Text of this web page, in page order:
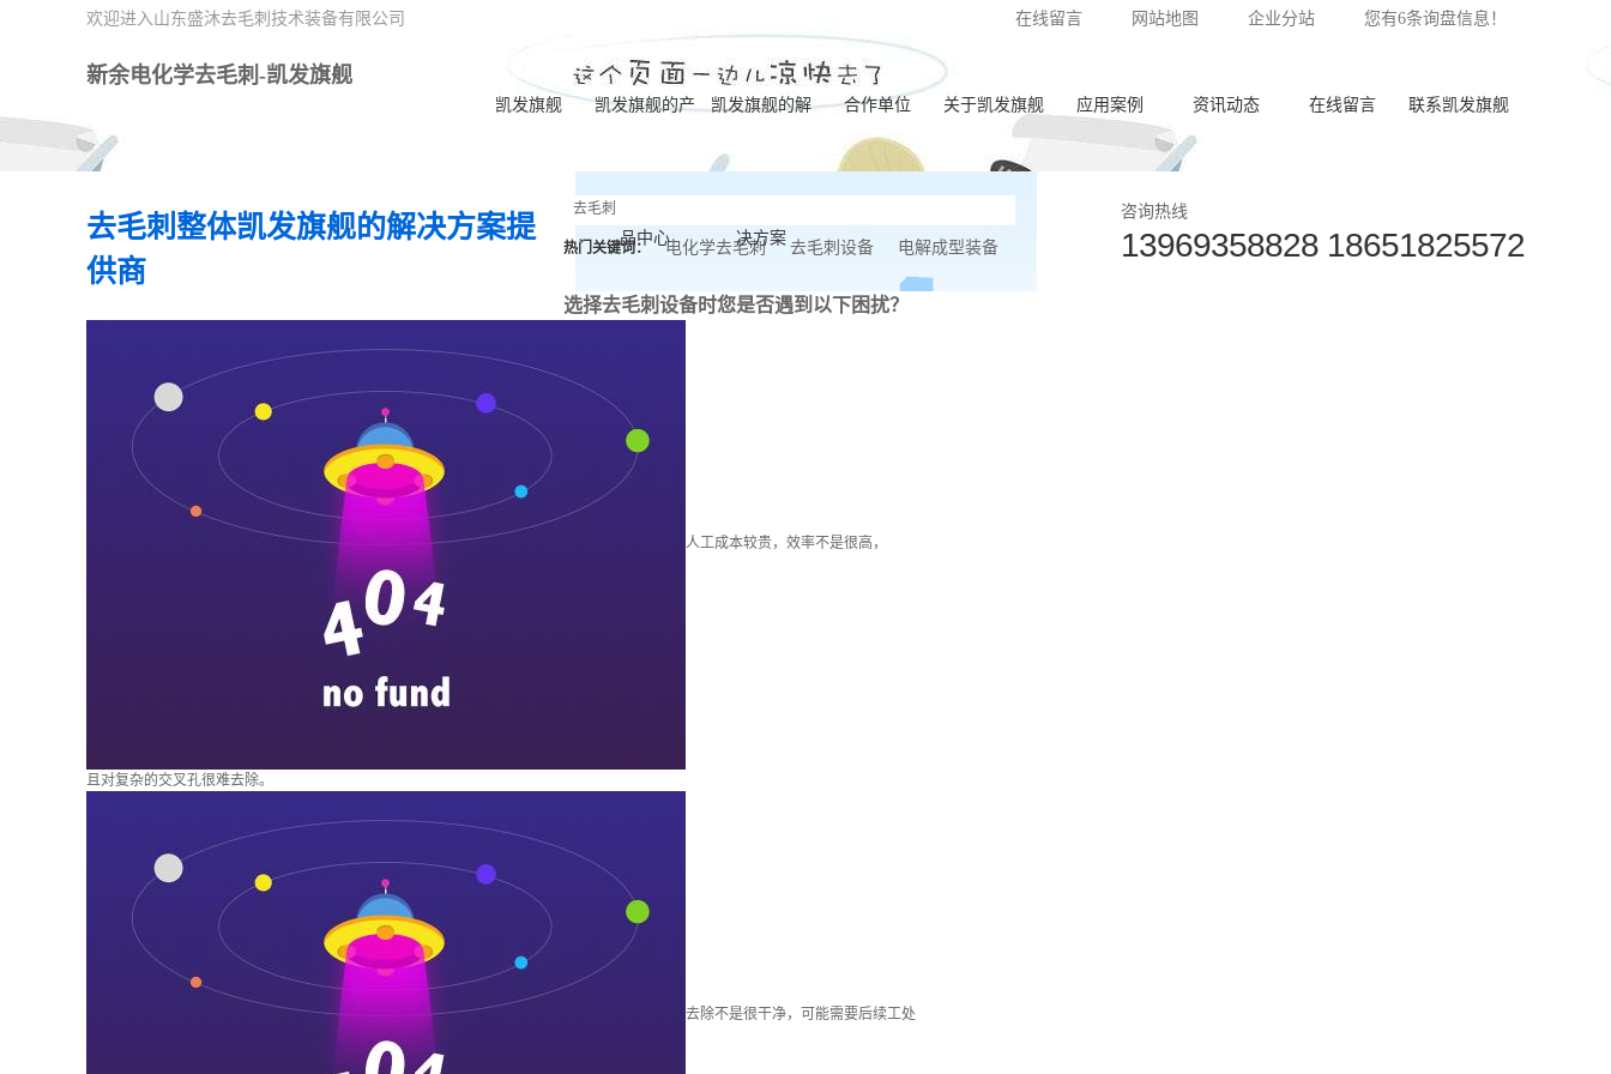
在线留言 网站地图 企业分站 您有6条询盘信息！
欢迎进入山东盛沐去毛刺技术装备有限公司
新余电化学去毛刺-凯发旗舰
凯发旗舰 凯发旗舰的产
品中心
凯发旗舰的解
决方案
合作单位 关于凯发旗舰
凯发旗舰的简介
营业执照
应用案例
齿轮加工
资讯动态
行业动态
在线留言 联系凯发旗舰
去毛刺整体凯发旗舰的解决方案提
供商
热门关键词： 电化学去毛刺 去毛刺设备 电解成型装备
咨询热线
13969358828 18651825572
选择去毛刺设备时您是否遇到以下困扰？
人工成本较贵，效率不是很高，
且对复杂的交叉孔很难去除。
去除不是很干净，可能需要后续工处